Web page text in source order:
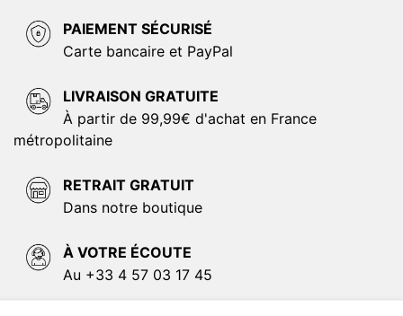
PAIEMENT SÉCURISÉ
Carte bancaire et PayPal
LIVRAISON GRATUITE
À partir de 99,99€ d'achat en France
métropolitaine
RETRAIT GRATUIT
Dans notre boutique
À VOTRE ÉCOUTE
Au +33 4 57 03 17 45